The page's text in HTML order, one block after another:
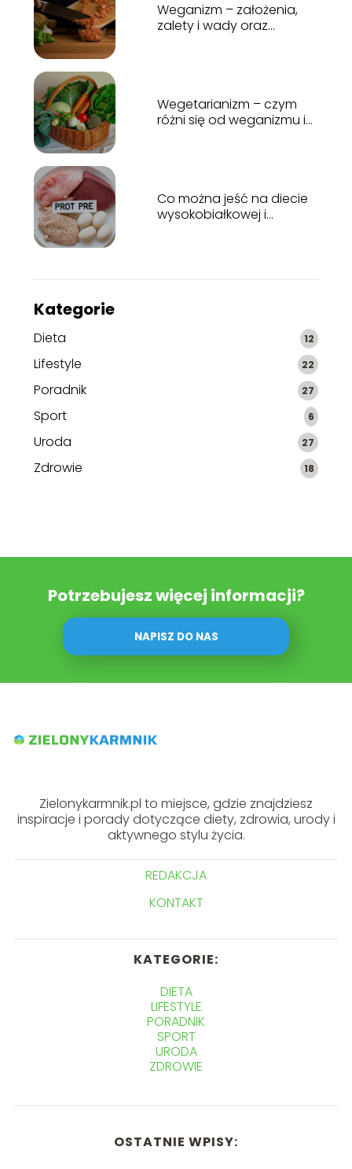
Weganizm – założenia,
zalety i wady oraz
Wegetarianizm – czym
różni się od weganizmu i
Co można jeść na diecie
wysokobiałkowej i
Kategorie
Dieta 12
Lifestyle 22
Poradnik 27
Sport 6
Uroda 27
Zdrowie 18
Potrzebujesz więcej informacji?
NAPISZ DO NAS
Zielonykarmnik.pl to miejsce, gdzie znajdziesz
inspiracje i porady dotyczące diety, zdrowia, urody i
aktywnego stylu życia.
REDAKCJA
KONTAKT
KATEGORIE:
DIETA
LIFESTYLE
PORADNIK
SPORT
URODA
ZDROWIE
OSTATNIE WPISY: